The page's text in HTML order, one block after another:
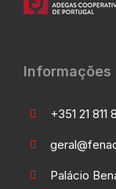
+351 21 811
Palácio